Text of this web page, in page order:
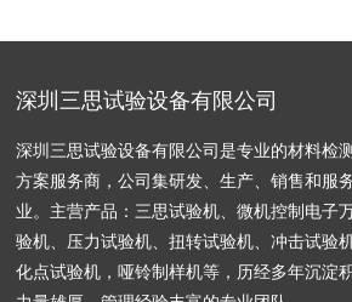
深圳三思试验设备有限公司
深圳三思试验设备有限公司是专业的材料检
方案服务商，公司集研发、生产、销售和服
业。主营产品：三思试验机、微机控制电子
验机、压力试验机、扭转试验机、冲击试验
化点试验机，哑铃制样机等，历经多年沉淀